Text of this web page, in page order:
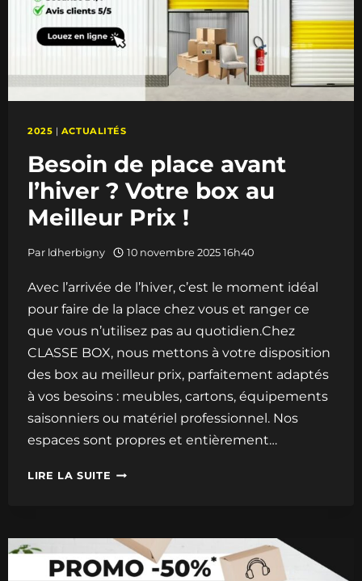
2025 | ACTUALITÉS
Besoin de place avant
l’hiver ? Votre box au
Meilleur Prix !
Par ldherbigny 10 novembre 2025 16h40
Avec l’arrivée de l’hiver, c’est le moment idéal
pour faire de la place chez vous et ranger ce
que vous n’utilisez pas au quotidien.Chez
CLASSE BOX, nous mettons à votre disposition
des box au meilleur prix, parfaitement adaptés
à vos besoins : meubles, cartons, équipements
saisonniers ou matériel professionnel. Nos
espaces sont propres et entièrement…
LIRE LA SUITE BESOIN
AVANT
L’HIVER